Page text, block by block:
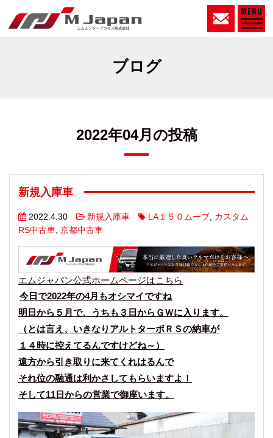
MENU
ブログ
2022年04月の投稿
新規入庫車
2022.4.30 新規入庫車 LA１５０ムーブ, カスタム
RS中古車, 京都中古車
エムジャパン公式ホームページはこちら
今日で2022年の4月もオシマイですね
明日から５月で、うちも３日からＧＷに入ります。
（とは言え、いきなりアルトターボＲＳの納車が
１４時に控えてるんですけどね～）
遠方から引き取りに来てくれはるんで
それ位の融通は利かさしてもらいますよ！
そして11日からの営業で御座います。